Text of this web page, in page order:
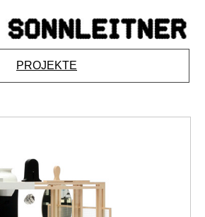
PROJEKTE